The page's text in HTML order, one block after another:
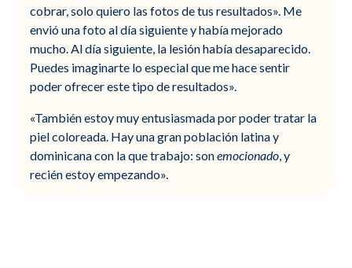
cobrar, solo quiero las fotos de tus resultados». Me
envió una foto al día siguiente y había mejorado
mucho. Al día siguiente, la lesión había desaparecido.
Puedes imaginarte lo especial que me hace sentir
poder ofrecer este tipo de resultados».
«También estoy muy entusiasmada por poder tratar la
piel coloreada. Hay una gran población latina y
dominicana con la que trabajo: sonemocionado, y
recién estoy empezando».